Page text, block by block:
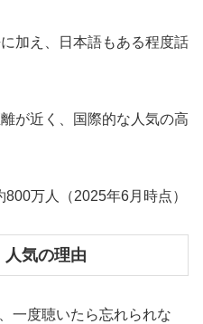
加え、日本語もある程度話
が近く、国際的な人気の高
万人（2025年6月時点）
気の理由
一度聴いたら忘れられな